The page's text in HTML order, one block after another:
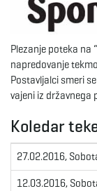
Plezanje poteka na
napredovanje
Postavljalci smeri
vajeni iz državnega
Koledar
27.02.2016,
12.03.2016,